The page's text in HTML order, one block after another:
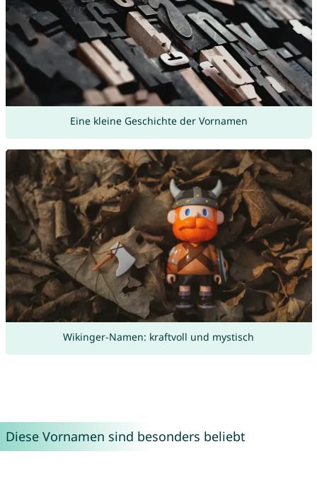
Eine kleine Geschichte der Vornamen
Wikinger-Namen: kraftvoll und mystisch
Diese Vornamen sind besonders beliebt